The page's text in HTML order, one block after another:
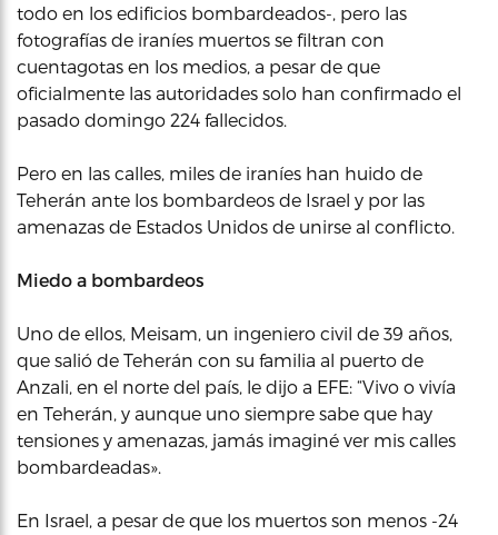
todo en los edificios bombardeados-, pero las
fotografías de iraníes muertos se filtran con
cuentagotas en los medios, a pesar de que
oficialmente las autoridades solo han confirmado el
pasado domingo 224 fallecidos.
Pero en las calles, miles de iraníes han huido de
Teherán ante los bombardeos de Israel y por las
amenazas de Estados Unidos de unirse al conflicto.
Miedo a bombardeos
Uno de ellos, Meisam, un ingeniero civil de 39 años,
que salió de Teherán con su familia al puerto de
Anzali, en el norte del país, le dijo a EFE: “Vivo o vivía
en Teherán, y aunque uno siempre sabe que hay
tensiones y amenazas, jamás imaginé ver mis calles
bombardeadas».
En Israel, a pesar de que los muertos son menos -24